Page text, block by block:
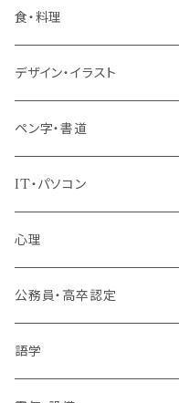
階層共通
パッケージプラン
食・料理
デザイン・イラスト
ペン字・書道
IT・パソコン
MOS（ﾏｲｸﾛｿﾌﾄｵﾌｨｽｽﾍﾟｼｬﾘｽ
プログラミング・Web制作入
1コース受講
2コースまとめて受講
その他 IT・パソコン
心理
公務員・高卒認定
高卒認定講座
語学